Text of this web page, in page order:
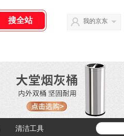
我的京东
清洁工具